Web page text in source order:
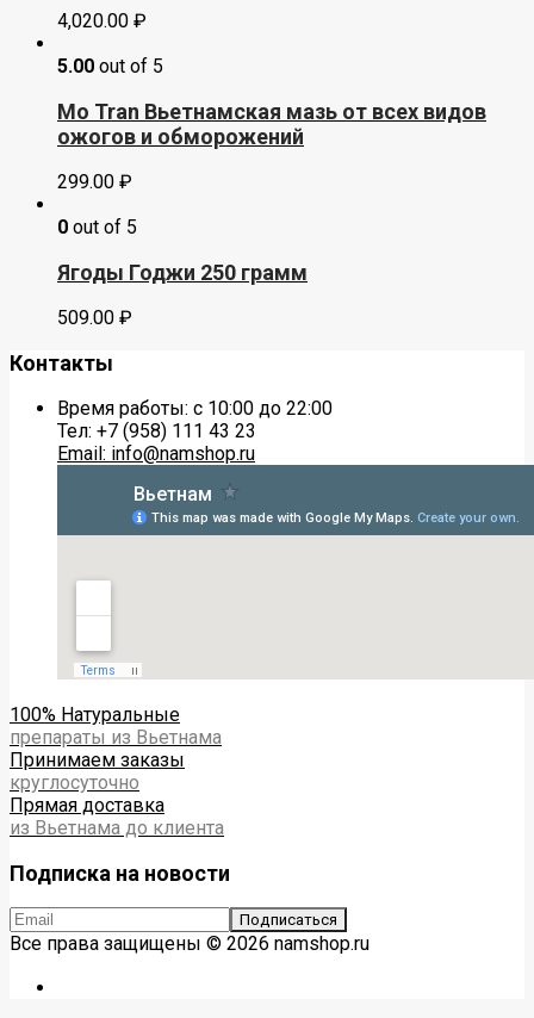
4,020.00 ₽
5.00 out of 5
Mo Tran Вьетнамская мазь от всех видов
ожогов и обморожений
299.00 ₽
0 out of 5
Ягоды Годжи 250 грамм
509.00 ₽
Контакты
Время работы: с 10:00 до 22:00
Тел: +7 (958) 111 43 23
Email: info@namshop.ru
100% Натуральные
препараты из Вьетнама
Принимаем заказы
круглосуточно
Прямая доставка
из Вьетнама до клиента
Подписка на новости
Все права защищены © 2026 namshop.ru